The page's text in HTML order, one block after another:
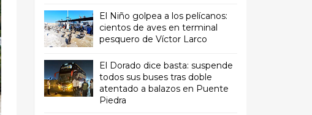
El Niño golpea a los pelícanos:
cientos de aves en terminal
pesquero de Víctor Larco
El Dorado dice basta: suspende
todos sus buses tras doble
atentado a balazos en Puente
Piedra